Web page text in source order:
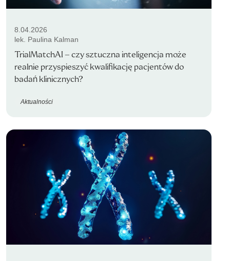
8.04.2026
lek. Paulina Kalman
TrialMatchAI – czy sztuczna inteligencja może
realnie przyspieszyć kwalifikację pacjentów do
badań klinicznych?
Aktualności